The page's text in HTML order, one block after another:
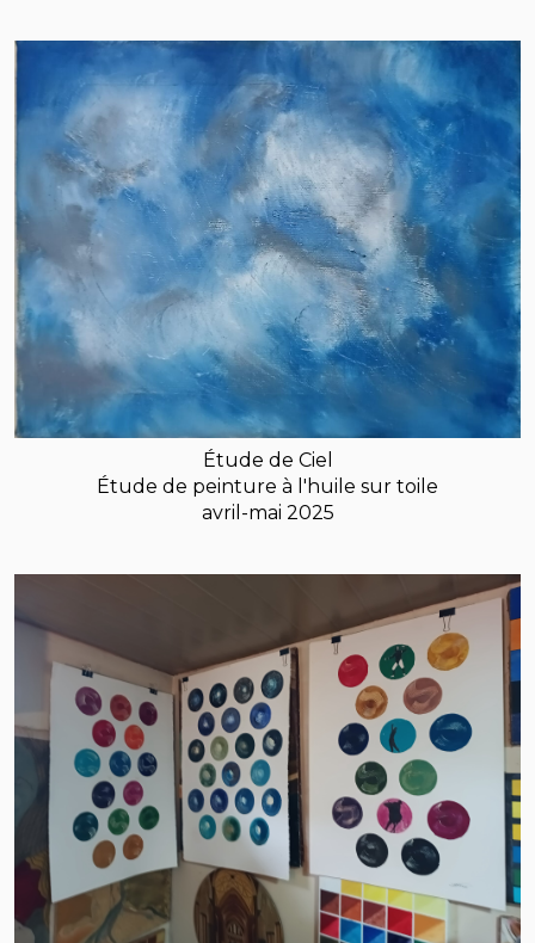
Étude de Ciel
Étude de peinture à l'huile sur toile
avril-mai 2025